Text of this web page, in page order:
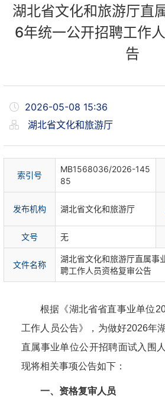
湖北省文化和旅游厅直
6年统一公开招聘工作
告
2026-05-08 15:36
湖北省文化和旅游厅
索引号
MB1568036/2026-145
85
发布机构 湖北省文化和旅游厅
文号 无
文件名称
湖北省文化和旅游厅直属事
聘工作人员资格复审公告
根据《湖北省省直事业单位
工作人员公告》，为做好2026年
直属事业单位公开招聘面试入围
现将相关事项公告如下：
一、资格复审人员